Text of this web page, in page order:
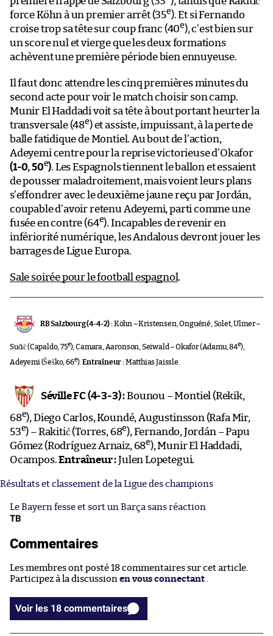
force Köhn à un premier arrêt (35e). Et si Fernando
croise trop sa tête sur coup franc (40e), c’est bien sur
un score nul et vierge que les deux formations
achèvent une première période bien ennuyeuse.
Il faut donc attendre les cinq premières minutes du
second acte pour voir le match choisir son camp.
Munir El Haddadi voit sa tête à bout portant heurter la
transversale (48e) et assiste, impuissant, à la perte de
balle fatidique de Montiel. Au bout de l’action,
Adeyemi centre pour la reprise victorieuse d’Okafor
(1-0, 50e). Les Espagnols tiennent le ballon et essaient
de pousser maladroitement, mais voient leurs plans
s’effondrer avec le deuxième jaune reçu par Jordán,
coupable d’avoir retenu Adeyemi, parti comme une
fusée en contre (64e). Incapables de revenir en
infériorité numérique, les Andalous devront jouer les
barrages de Ligue Europa.
Sale soirée pour le football espagnol.
RB Salzbourg (4-4-2) :Köhn – Kristensen, Onguéné, Solet, Ulmer –
Sučić (Capaldo, 75e), Camara, Aaronson, Seiwald – Okafor (Adamu, 84e),
Adeyemi (Šeško, 66e).Entraîneur :Matthias Jaissle.
Séville FC (4-3-3) :Bounou – Montiel (Rekik,
68e), Diego Carlos, Koundé, Augustinsson (Rafa Mir,
53e) – Rakitić (Torres, 68e), Fernando, Jordán – Papu
Gómez (Rodríguez Arnaiz, 68e), Munir El Haddadi,
Ocampos.Entraîneur :Julen Lopetegui.
Résultats et classement de la Ligue des champions
Le Bayern fesse et sort un Barça sans réaction
TB
Commentaires
Les membres ont posté 18 commentaires sur cet article.
Participez à la discussion en vous connectant
Voir les 18 commentaires